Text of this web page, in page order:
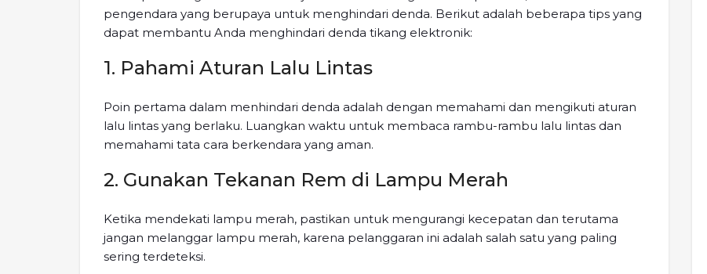
pengendara yang berupaya untuk menghindari denda. Berikut adalah beberapa tips yang
dapat membantu Anda menghindari denda tikang elektronik:
1. Pahami Aturan Lalu Lintas
Poin pertama dalam menhindari denda adalah dengan memahami dan mengikuti aturan
lalu lintas yang berlaku. Luangkan waktu untuk membaca rambu-rambu lalu lintas dan
memahami tata cara berkendara yang aman.
2. Gunakan Tekanan Rem di Lampu Merah
Ketika mendekati lampu merah, pastikan untuk mengurangi kecepatan dan terutama
jangan melanggar lampu merah, karena pelanggaran ini adalah salah satu yang paling
sering terdeteksi.